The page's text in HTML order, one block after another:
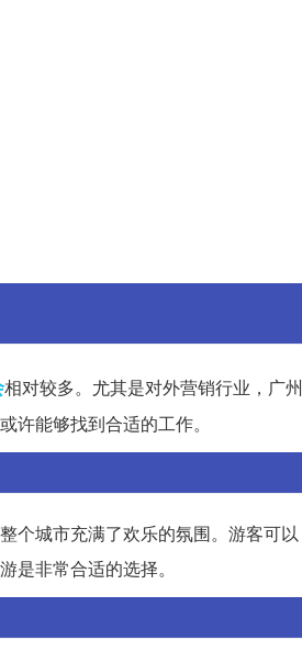
相对较多。尤其是对外营销行业，广州
能够找到合适的工作。
个城市充满了欢乐的氛围。游客可以
非常合适的选择。